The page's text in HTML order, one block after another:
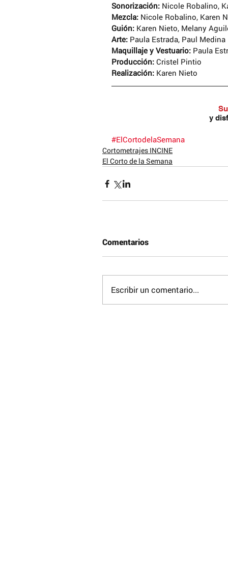
Otros Artículos que pueden ser de tu
Sonorización: Nicole Robalino,
Mezcla: Nicole Robalino, Karen
Guión: Karen Nieto, Melany
Arte: Paula Estrada, Paul Medina
Maquillaje y Vestuario: Paula
Producción: Cristel Pintio
Realización: Karen Nieto
y
#ElCortodelaSemana
Cortometrajes INCINE
El Corto de la Semana
Comentarios
Escribir un comentario...